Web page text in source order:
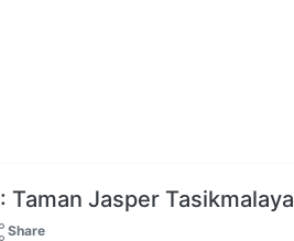
Jasper Tasikmalaya
Share